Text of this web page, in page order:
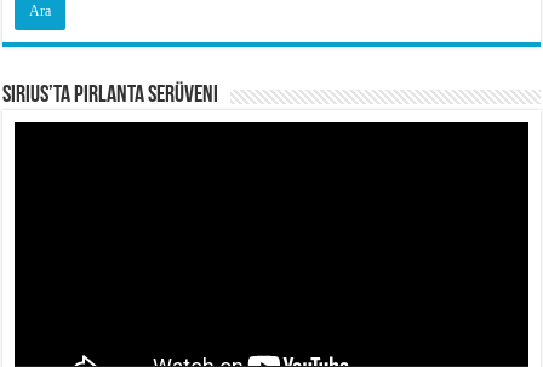
Sirius’ta Pırlanta Serüveni